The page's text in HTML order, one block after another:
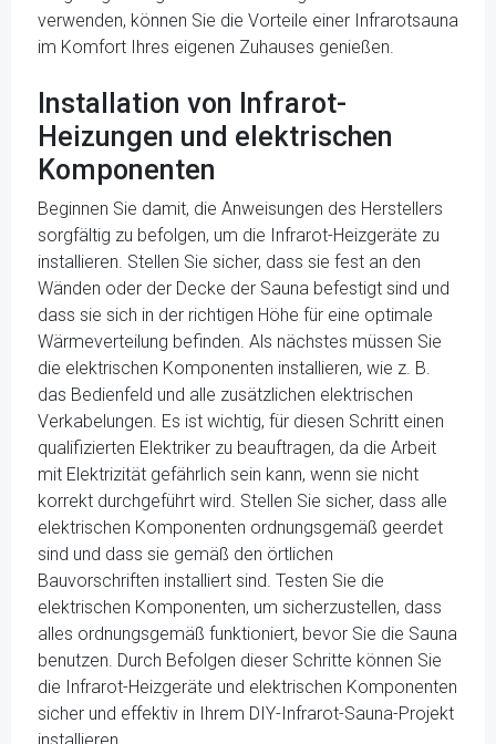
verwenden, können Sie die Vorteile einer Infrarotsauna
im Komfort Ihres eigenen Zuhauses genießen.
Installation von Infrarot-
Heizungen und elektrischen
Komponenten
Beginnen Sie damit, die Anweisungen des Herstellers
sorgfältig zu befolgen, um die Infrarot-Heizgeräte zu
installieren. Stellen Sie sicher, dass sie fest an den
Wänden oder der Decke der Sauna befestigt sind und
dass sie sich in der richtigen Höhe für eine optimale
Wärmeverteilung befinden. Als nächstes müssen Sie
die elektrischen Komponenten installieren, wie z. B.
das Bedienfeld und alle zusätzlichen elektrischen
Verkabelungen. Es ist wichtig, für diesen Schritt einen
qualifizierten Elektriker zu beauftragen, da die Arbeit
mit Elektrizität gefährlich sein kann, wenn sie nicht
korrekt durchgeführt wird. Stellen Sie sicher, dass alle
elektrischen Komponenten ordnungsgemäß geerdet
sind und dass sie gemäß den örtlichen
Bauvorschriften installiert sind. Testen Sie die
elektrischen Komponenten, um sicherzustellen, dass
alles ordnungsgemäß funktioniert, bevor Sie die Sauna
benutzen. Durch Befolgen dieser Schritte können Sie
die Infrarot-Heizgeräte und elektrischen Komponenten
sicher und effektiv in Ihrem DIY-Infrarot-Sauna-Projekt